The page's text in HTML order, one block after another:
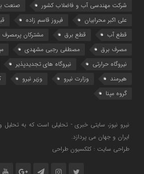
شرکت مهندسی آب و فاضلاب کشور
صنعت
علی اکبر محرابیان
فیروز قاسم زاده
قطع آب
قطع برق مشترکان پرمصرف
مصرف برق
مصطفی رجبی مشهدی
نیروگاه حرارتی
نیروگاه‌ های تجدیدپذیر
هیرمند
وزارت نیرو وزیر نیرو
گروه مپنا
نیرو نیوز، سایتی خبری - تحلیلی است که به تحلیل
ایران و جهان می پردازد.
طراحی سایت : کلکسیون طراحی